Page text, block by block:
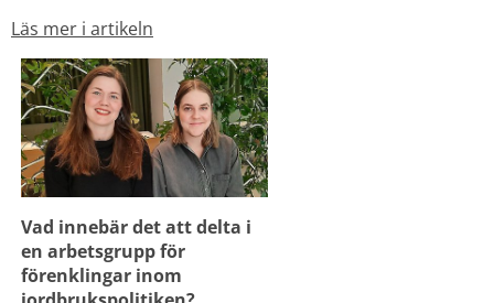
Läs mer i artikeln
Vad innebär det att delta i
en arbetsgrupp för
förenklingar inom